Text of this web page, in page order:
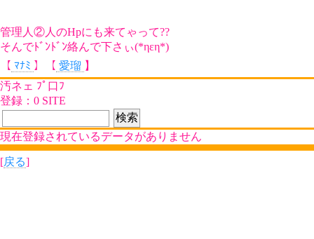
管理人②人のHpにも来てゃって??
そんでﾄﾞﾝﾄﾞﾝ絡んで下さぃ(*ηεη*)
【 ﾏﾅﾐ 】【 愛瑠 】
汚ネェ ﾌﾟ口ﾌ
登録：0 SITE
現在登録されているデータがありません
[戻る]